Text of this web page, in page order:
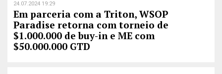
24.07.2024 19:29
Em parceria com a Triton, WSOP
Paradise retorna com torneio de
$1.000.000 de buy-in e ME com
$50.000.000 GTD